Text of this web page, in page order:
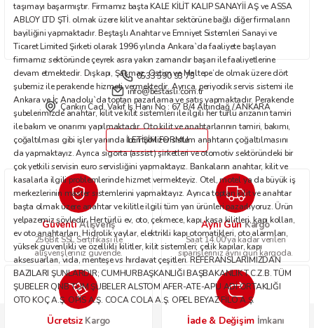
Gönder
taşımayı başarmıştır. Firmamız başta KALE KİLİT KALIP SANAYİİ AŞ ve ASSA
ABLOY LTD ŞTİ. olmak üzere kilit ve anahtar sektörüne bağlı diğer firmaların
bayiliğini yapmaktadır. Beştaşlı Anahtar ve Emniyet Sistemleri Sanayi ve
Ticaret Limited Şirketi olarak 1996 yılında Ankara`da faaliyete başlayan
firmamız sektöründe çeyrek asra yakın zamandır başarı ile faaliyetlerine
devam etmektedir. Dışkapı, Şaşmaz, Ostim ve Maltepe’de olmak üzere dört
şubemiz ile perakende hizmeti vermektedir. Ayrıca, periyodik servis sistemi ile
Ankara ve İç Anadolu`da toptan pazarlama ve satış yapmaktadır. Perakende
şubelerimizde anahtar, kilit ve kilit sistemleri ile ilgili her türlü arızanın tamiri
ile bakım ve onarımı yapılmaktadır. Oto kilit ve anahtarlarının tamiri, bakımı,
çoğaltılması gibi işler yanında immobilizer sistem anahtarın çoğaltılmasını
da yapmaktayız. Ayrıca sigorta (assist) şirketleri ve otomotiv sektöründeki bir
çok yetkili servisin euro servisliğini yapmaktayız. Bankaların anahtar, kilit ve
kasalarla ilgili problemlerinde hizmet vermekteyiz. Otel, motel ya da büyük iş
merkezlerinin master sistemlerini yapmaktayız. Ayrıca toptan kilit ve anahtar
başta olmak üzere anahtar ve kilitle ilgili tüm yan ürünleri pazarlıyoruz. Ürün
yelpazemiz şöyledir: Her türlü ev, oto, çekmece, kapı, kasa kilitleri, kapı kolları,
ev oto anahtarları. Hidrolik yaylar, elektrikli kapı otomatikleri, oto alarmları,
yüksek güvenlikli ve özellikli kilitler, kilit sistemleri; çelik kapılar, kapı
aksesuarları, vida, menteşe vs hırdavat çeşitleri. REFERANSLARIMIZDAN
BAZILARI ŞUNLARDIR; CUMHURBAŞKANLIĞI BAŞBAKANLIK T.C.Z.B. TÜM
ŞUBELER QNB TÜM ŞUBELER ALSTOM AFER-ATE-APU ADİ ORTAKLIĞI
OTO KOÇ A.Ş. OPİS A.Ş. COCA COLA A.Ş. OPEL BEYAZ FİLO A.Ş.
0533 590 93 75
info@bestasli.com.tr
Çankırı Cad. Vakıf İş Hanı No : 67 B/4 Altındağ / ANKARA
İLETİŞİM FORMU
GüvenliAlışveriş
256Bit SSL Sertifikası ile
alışverişleriniz güvende.
Aynı GünKargo
Saat 14.00'ya kadar verilen
siparişleriniz aynı gün kargoda.
Ücretsiz Kargo İade & Değişim İmkanı